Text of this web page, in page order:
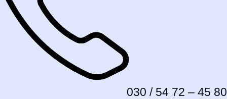
030 / 54 72 – 45 80